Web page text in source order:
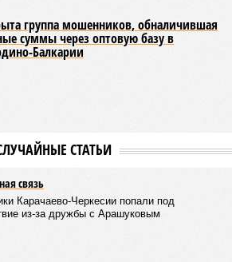
группа мошенников, обналичившая
суммы через оптовую базу в
Балкарии
СТАТЬИ
связь
Карачаево-Черкесии попали под
из-за дружбы с Арашуковым